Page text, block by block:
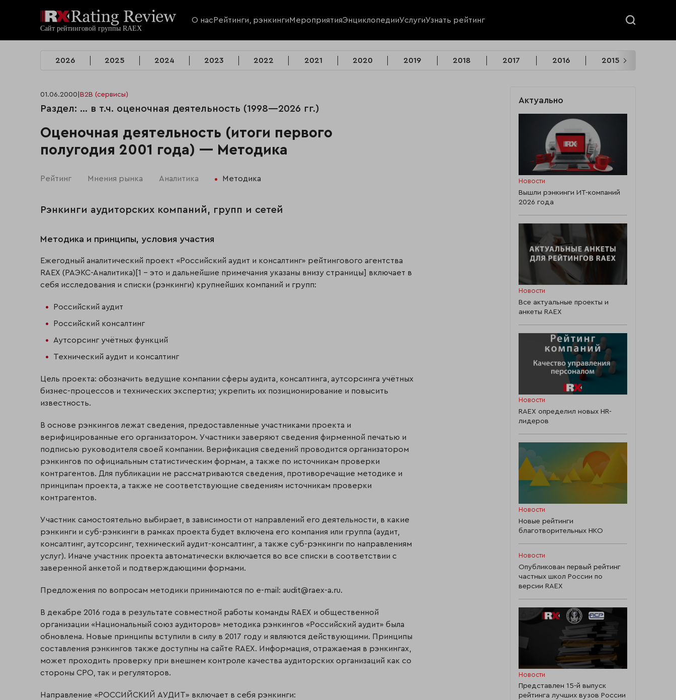
О нас Рейтинги, рэнкингиМероприятияЭнциклопедииУслугиУзнать рейтинг
2026 2025 2024 2023 2022 2021 2020 2019 2018 2017 2016 2015
01.06.2000 B2B (сервисы)
Раздел: ... в т.ч. оценочная деятельность (1998—2026 гг.)
Оценочная деятельность (итоги первого
полугодия 2001 года) — Методика
Рейтинг Мнения рынка Аналитика Методика
Рэнкинги аудиторских компаний, групп и сетей
Методика и принципы, условия участия
Ежегодный аналитический проект «Российский аудит и консалтинг» рейтингового агентства
RAEX (РАЭКС-Аналитика)[1 - это и дальнейшие примечания указаны внизу страницы] включает в
себя исследования и списки (рэнкинги) крупнейших компаний и групп:
Российский аудит
Российский консалтинг
Аутсорсинг учётных функций
Технический аудит и консалтинг
Цель проекта: обозначить ведущие компании сферы аудита, консалтинга, аутсорсинга учётных
бизнес-процессов и технических экспертиз; укрепить их позиционирование и повысить
известность.
В основе рэнкингов лежат сведения, предоставленные участниками проекта и
верифицированные его организатором. Участники заверяют сведения фирменной печатью и
подписью руководителя своей компании. Верификация сведений проводится организатором
рэнкингов по официальным статистическим формам, а также по источникам проверки
контрагентов. Для публикации не рассматриваются сведе­ния, противоречащие методике и
принципам проекта, а также не соответствующие сведениям источникам проверки
контрагентов.
Участник самостоятельно выбирает, в зависимости от направлений его деятельности, в какие
рэнкинги и суб-рэнкинги в рамках проекта будет включена его компания или группа (аудит,
консалтинг, аутсорсинг, технический аудит-консалтинг, а также суб-рэнкинги по направлениям
услуг). Иначе участник проекта автоматически включается во все списки в соответствии с
заверенной анкетой и подтверждающими формами.
Предложения по вопросам методики принимаются по e-mail: audit@raex-a.ru.
В декабре 2016 года в результате совместной работы команды RAEX и общественной
организации «Национальный союз аудиторов» методика рэнкингов «Российский аудит» была
обновлена. Новые принципы вступили в силу в 2017 году и являются действующими. Принципы
составления рэнкингов также доступны на сайте RAEX. Информация, отражаемая в рэнкингах,
может проходить проверку при внешнем контроле качества аудиторских организаций как со
стороны СРО, так и регуляторов.
Направление «РОССИЙСКИЙ АУДИТ» включает в себя рэнкинги:
Актуально
Новости
Вышли рэнкинги ИТ-компаний
2026 года
Новости
Все актуальные проекты и
анкеты RAEX
Новости
RAEX определил новых HR-
лидеров
Новости
Новые рейтинги
благотворительных НКО
Новости
Опубликован первый рейтинг
частных школ России по
версии RAEX
Новости
Представлен 15-й выпуск
рейтинга лучших вузов России